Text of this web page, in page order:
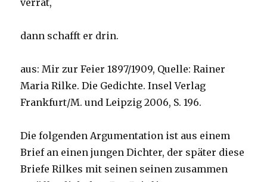
verrät,
dann schafft er drin.
aus: Mir zur Feier 1897/1909, Quelle: Rainer
Maria Rilke. Die Gedichte. Insel Verlag
Frankfurt/M. und Leipzig 2006, S. 196.
Die folgenden Argumentation ist aus einem
Brief an einen jungen Dichter, der später diese
Briefe Rilkes mit seinen seinen zusammen